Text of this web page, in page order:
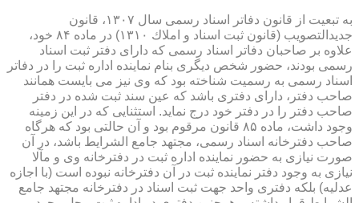
به تبعیت از قانون دفاتر اسناد رسمی سال ۱۳۰۷، قانون
جدیدالتصویب (قانون ثبت اسناد و املاك ۱۳۱۰) در ماده ۸۴ خود،
علاوه بر صاحبان دفاتر اسناد رسمی كه دارای دفتر ثبت اسناد
رسمی بودند، حضور شخص دیگری بنام نماینده اداره ثبت را در دفاتر
اسناد رسمی به رسمیت شناخته بود كه وی نیز می بایست همانند
صاحب دفتر، دارای دفتری باشد كه عین سند ثبت شده در دفتر
صاحب دفتر را در دفتر خود درج نماید. استثنایی كه در این زمینه
وجود داشت، ماده ۸۵ قانون مرقوم بود و آن حالتی بود كه هرگاه
صاحب دفترخانه اسناد رسمی، مجتهد جامع الشرایط باشد، در آن
صورت نیازی به حضور نماینده اداره ثبت در دفترخانه وی و مآلا
نیازی به وجود دفتر نماینده ثبت در آن دفترخانه نبوده است (با اجازه
عدلیه) بلكه دفتری واحد جهت ثبت اسناد در دفترخانه مجتهد جامع